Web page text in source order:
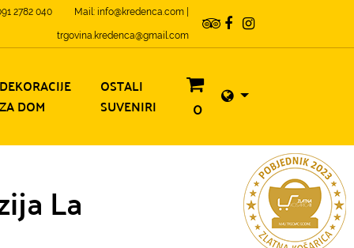
2782 040 Mail: info@kredenca.com |
trgovina.kredenca@gmail.com
DEKORACIJE
ZA DOM
OSTALI
SUVENIRI
0
La